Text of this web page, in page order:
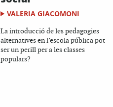
VALERIA GIACOMONI
La introducció de les pedagogies
alternatives en l’escola pública pot
ser un perill per a les classes
populars?